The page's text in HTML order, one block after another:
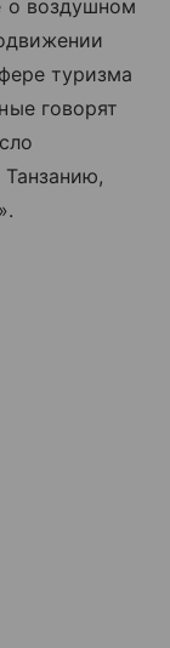
о воздушном
туризма
говорят